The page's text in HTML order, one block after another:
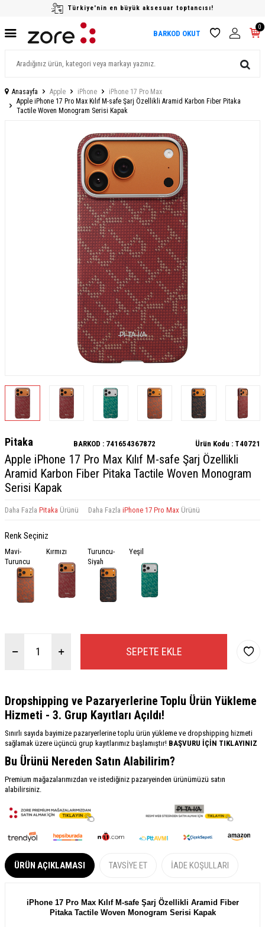
Türkiye'nin en büyük aksesuar toptancısı!
BARKOD OKUT
0
Anasayfa Apple iPhone
iPhone 17 Pro Max
Apple iPhone 17 Pro Max Kılıf M-safe Şarj Özellikli Aramid Karbon Fiber Pitaka
Tactile Woven Monogram Serisi Kapak
Pitaka BARKOD : 741654367872 Ürün Kodu : T40721
Apple iPhone 17 Pro Max Kılıf M-safe Şarj Özellikli
Aramid Karbon Fiber Pitaka Tactile Woven Monogram
Serisi Kapak
Daha Fazla Pitaka Ürünü Daha Fazla iPhone 17 Pro Max Ürünü
Renk Seçiniz
Mavi-
Turuncu
Kırmızı
Turuncu-
Siyah
Yeşil
SEPETE EKLE
Dropshipping ve Pazaryerlerine Toplu Ürün Yükleme
Hizmeti - 3. Grup Kayıtları Açıldı!
Sınırlı sayıda bayimize pazaryerlerine toplu ürün yükleme ve dropshipping hizmeti
sağlamak üzere üçüncü grup kayıtlarımız başlamıştır! BAŞVURU İÇİN TIKLAYINIZ
Bu Ürünü Nereden Satın Alabilirim?
Premium mağazalarımızdan ve istediğiniz pazaryeinden ürünümüzü satın
alabilirsiniz.
ÜRÜN AÇIKLAMASI TAVSIYE ET İADE KOŞULLARI
iPhone 17 Pro Max Kılıf M-safe Şarj Özellikli Aramid Fiber
Pitaka Tactile Woven Monogram Serisi Kapak